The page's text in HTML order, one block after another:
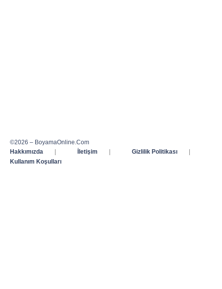
©2026 – BoyamaOnline.Com
Hakkımızda
| İletişim | Gizlilik Politikası
|
Kullanım Koşulları